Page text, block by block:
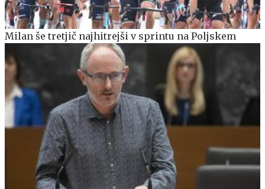
Milan še tretjič najhitrejši v sprintu na Poljskem